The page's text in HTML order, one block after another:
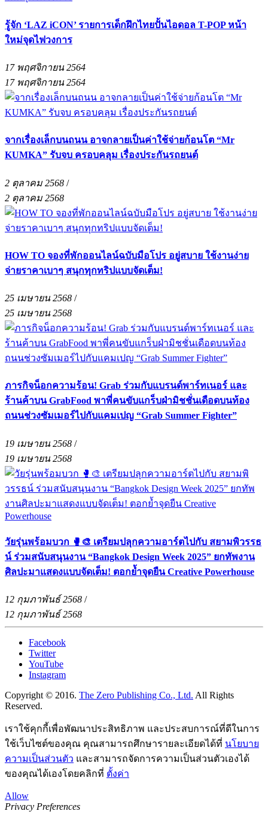
รู้จัก ‘LAZ iCON’ รายการเด็กฝึกไทยปั้นไอดอล T-POP หน้า
ใหม่จุดไฟวงการ
17 พฤศจิกายน 2564
17 พฤศจิกายน 2564
จากเรื่องเล็กบนถนน อาจกลายเป็นค่าใช้จ่ายก้อนโต “Mr
KUMKA” รับจบ ครอบคลุม เรื่องประกันรถยนต์
2 ตุลาคม 2568 /
2 ตุลาคม 2568
HOW TO จองที่พักออนไลน์ฉบับมือโปร อยู่สบาย ใช้งานง่าย
จ่ายราคาเบาๆ สนุกทุกทริปแบบจัดเต็ม!
25 เมษายน 2568 /
25 เมษายน 2568
ภารกิจน็อกความร้อน! Grab ร่วมกับแบรนด์พาร์ทเนอร์ และ
ร้านค้าบน GrabFood พาพี่คนขับแกร็บฝ่ามิชชั่นเดือดบนท้อง
ถนนช่วงซัมเมอร์ไปกับแคมเปญ “Grab Summer Fighter”
19 เมษายน 2568 /
19 เมษายน 2568
วัยรุ่นพร้อมบวก 🥊🎨 เตรียมปลุกความอาร์ตไปกับ สยามพิวรรธ
น์ ร่วมสนับสนุนงาน “Bangkok Design Week 2025” ยกทัพงาน
ศิลปะมาแสดงแบบจัดเต็ม! ตอกย้ำจุดยืน Creative Powerhouse
12 กุมภาพันธ์ 2568 /
12 กุมภาพันธ์ 2568
Facebook
Twitter
YouTube
Instagram
Copyright © 2016. The Zero Publishing Co., Ltd. All Rights
Reserved.
เราใช้คุกกี้เพื่อพัฒนาประสิทธิภาพ และประสบการณ์ที่ดีในการ
ใช้เว็บไซต์ของคุณ คุณสามารถศึกษารายละเอียดได้ที่ นโยบาย
ความเป็นส่วนตัว และสามารถจัดการความเป็นส่วนตัวเองได้
ของคุณได้เองโดยคลิกที่ ตั้งค่า
Allow
Privacy Preferences